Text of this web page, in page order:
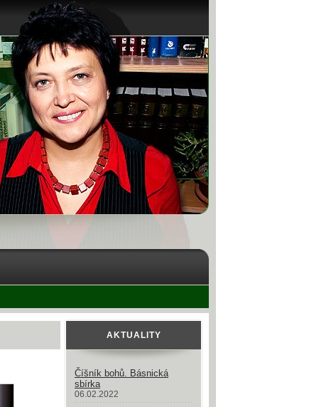
AKTUALITY
Číšník bohů. Básnická
sbírka
06.02.2022